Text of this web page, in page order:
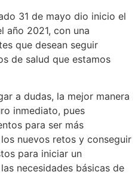
31 de mayo dio inicio el
año 2021, con una
que desean seguir
de salud que estamos
a dudas, la mejor manera
inmediato, pues
para ser más
nuevos retos y conseguir
para iniciar un
necesidades básicas de